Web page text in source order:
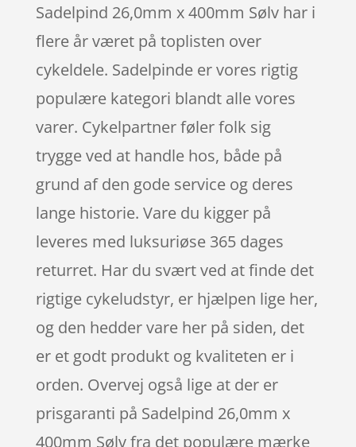
Sadelpind 26,0mm x 400mm Sølv har i
flere år været på toplisten over
cykeldele. Sadelpinde er vores rigtig
populære kategori blandt alle vores
varer. Cykelpartner føler folk sig
trygge ved at handle hos, både på
grund af den gode service og deres
lange historie. Vare du kigger på
leveres med luksuriøse 365 dages
returret. Har du svært ved at finde det
rigtige cykeludstyr, er hjælpen lige her,
og den hedder vare her på siden, det
er et godt produkt og kvaliteten er i
orden. Overvej også lige at der er
prisgaranti på Sadelpind 26,0mm x
400mm Sølv fra det populære mærke